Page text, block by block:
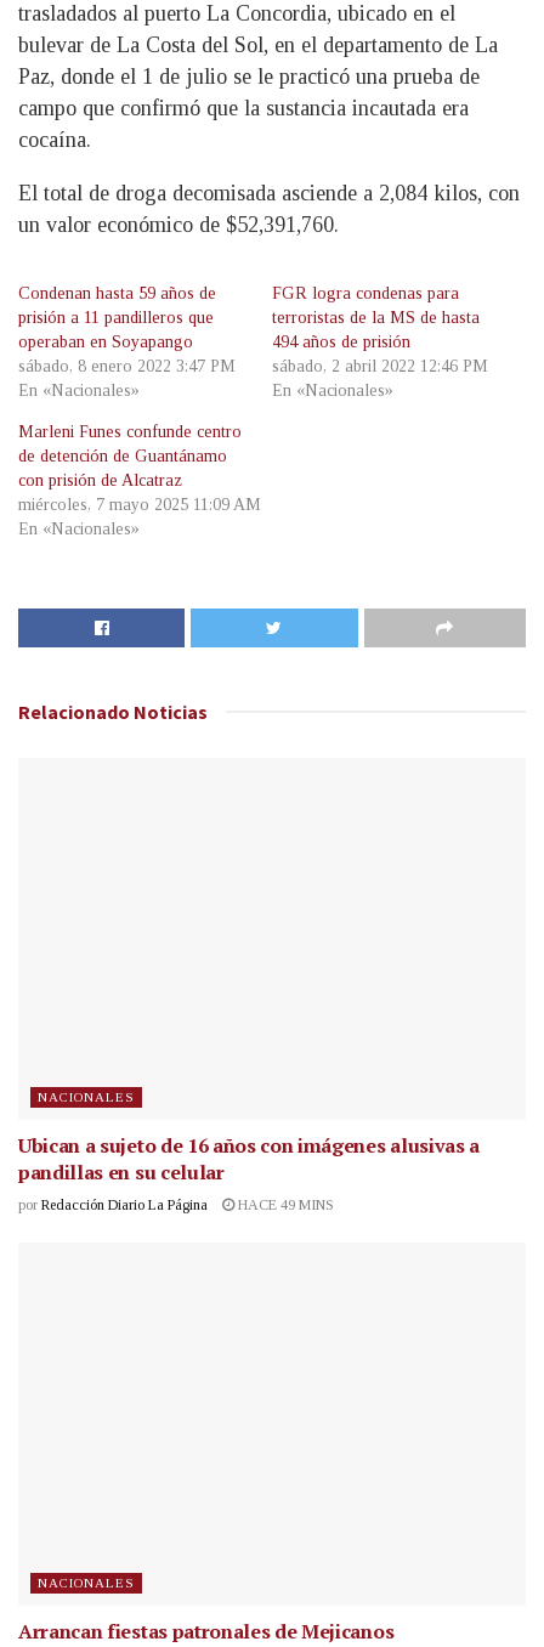
trasladados al puerto La Concordia, ubicado en el
bulevar de La Costa del Sol, en el departamento de La
Paz, donde el 1 de julio se le practicó una prueba de
campo que confirmó que la sustancia incautada era
cocaína.
El total de droga decomisada asciende a 2,084 kilos, con
un valor económico de $52,391,760.
Condenan hasta 59 años de
prisión a 11 pandilleros que
operaban en Soyapango
sábado, 8 enero 2022 3:47 PM
En «Nacionales»
FGR logra condenas para
terroristas de la MS de hasta
494 años de prisión
sábado, 2 abril 2022 12:46 PM
En «Nacionales»
Marleni Funes confunde centro
de detención de Guantánamo
con prisión de Alcatraz
miércoles, 7 mayo 2025 11:09 AM
En «Nacionales»
Relacionado Noticias
NACIONALES
Ubican a sujeto de 16 años con imágenes alusivas a
pandillas en su celular
por Redacción Diario La Página HACE 49 MINS
NACIONALES
Arrancan fiestas patronales de Mejicanos